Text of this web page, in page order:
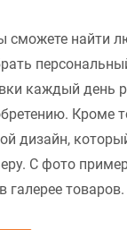
сможете найти
каждый день
Кроме
дизайн,
С фото
галерее товаров.